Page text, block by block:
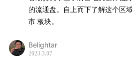
时机比价格重要，timing is
30:12 每一轮牛市，深圳都是排头
的流通盘。自上而下了解这个区
市 板块。
Belightar
2023.3.07